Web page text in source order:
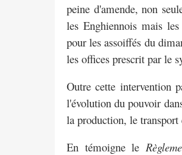
peine d'amende, non
les Enghiennois mais
pour les assoiffés du
les offices prescrit par le
Outre cette intervention
l'évolution du pouvoir
la production, le transport
En témoigne le